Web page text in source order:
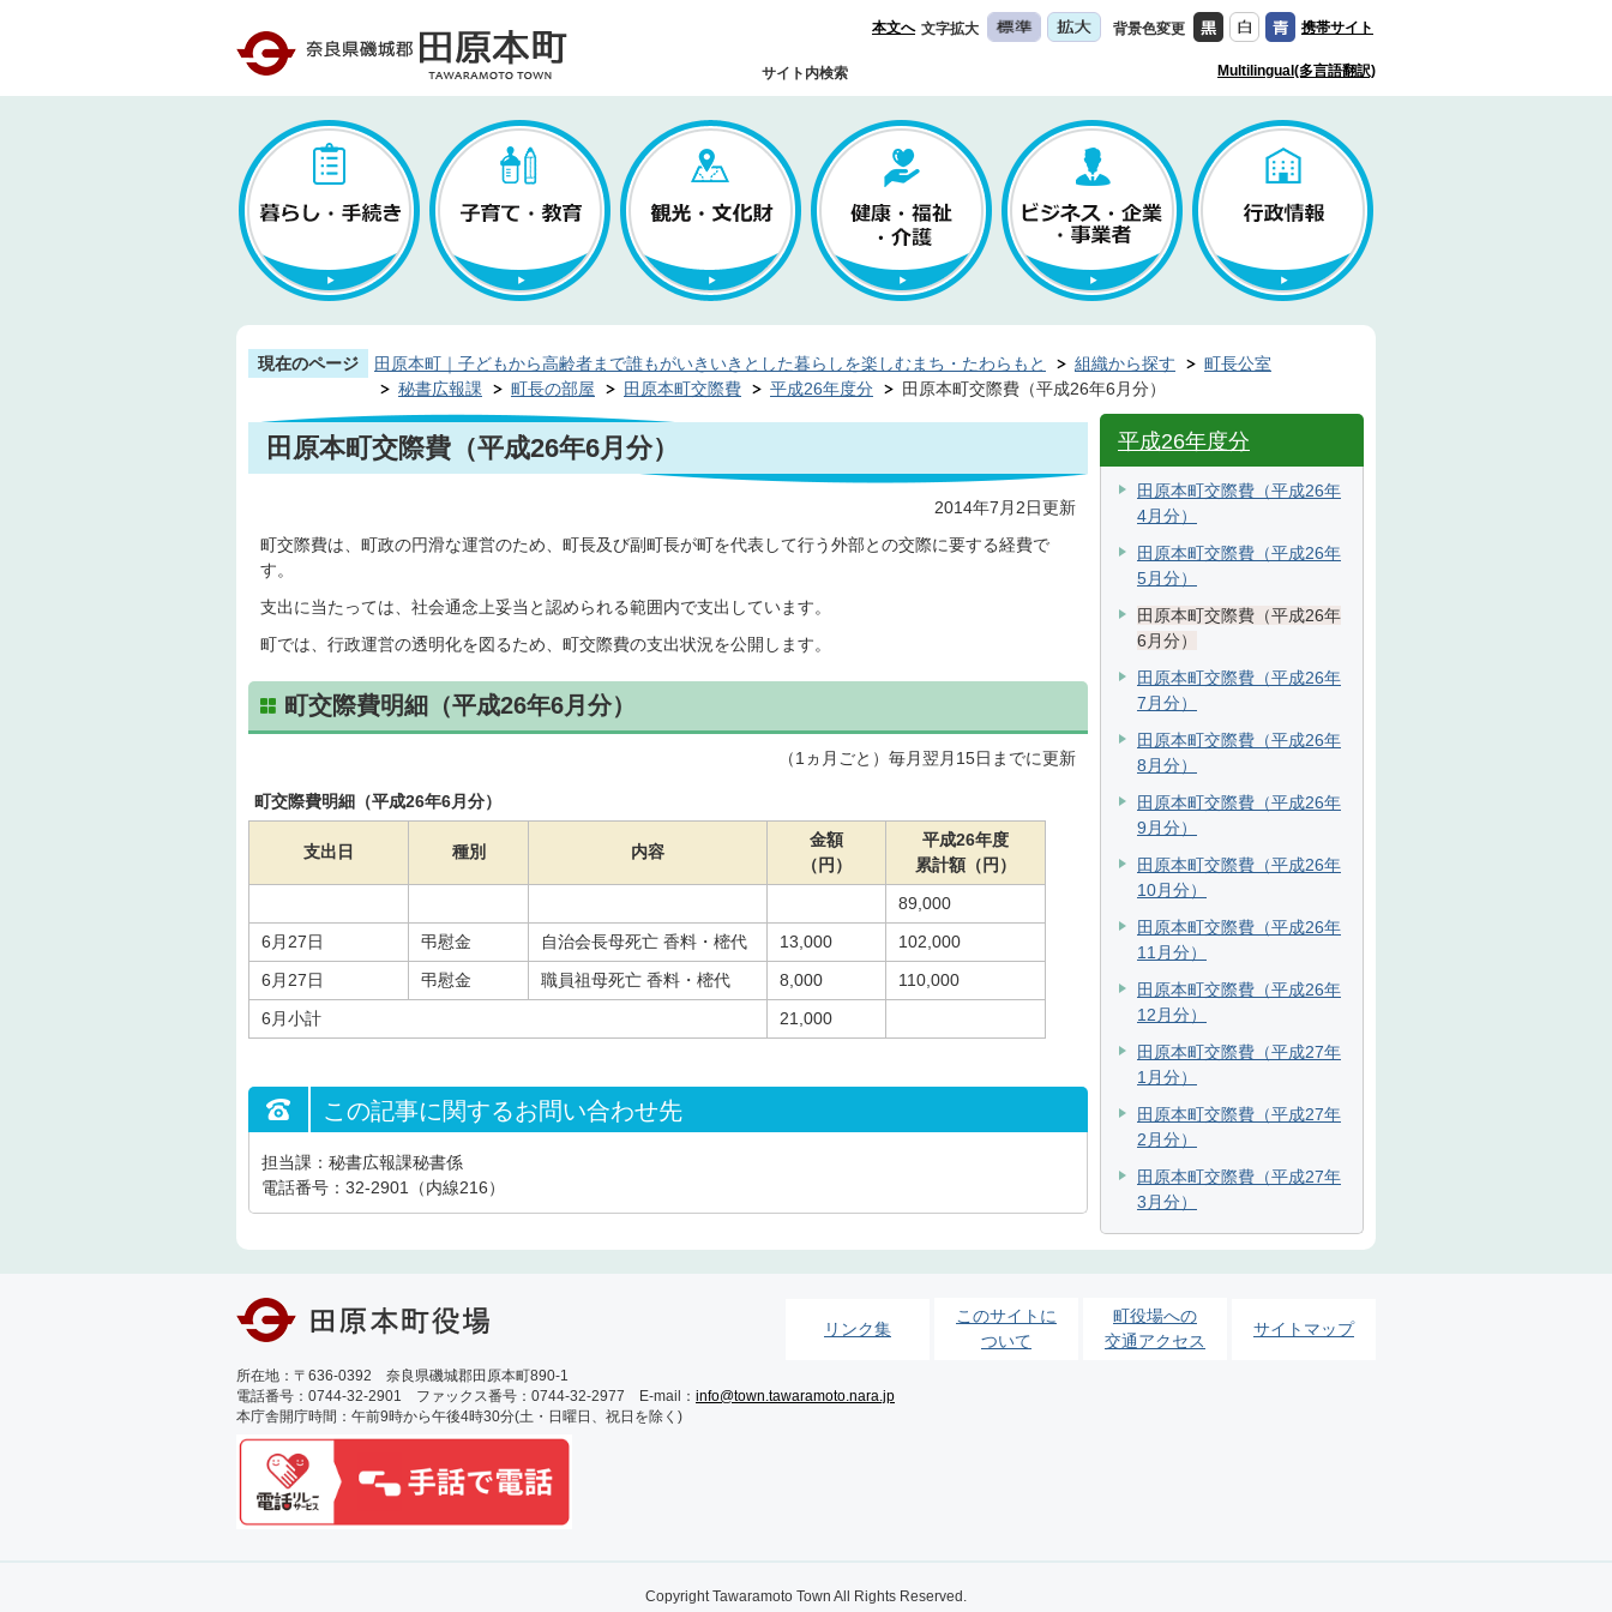
本文へ 文字拡大 背景色変更 携帯サイト
サイト内検索 Multilingual(多言語翻訳)
現在のページ 田原本町｜子どもから高齢者まで誰もがいきいきとした暮らしを楽しむまち・たわらもと 組織から探す
町長公室
秘書広報課
町長の部屋 田原本町交際費 平成26年度分 田原本町交際費（平成26年6月分）
田原本町交際費（平成26年6月分）
2014年7月2日更新
町交際費は、町政の円滑な運営のため、町長及び副町長が町を代表して行う外部との交際に要する経費で
す。
支出に当たっては、社会通念上妥当と認められる範囲内で支出しています。
町では、行政運営の透明化を図るため、町交際費の支出状況を公開します。
町交際費明細（平成26年6月分）
（1ヵ月ごと）毎月翌月15日までに更新
町交際費明細（平成26年6月分）
支出日 種別 内容
金額
（円）
平成26年度
累計額（円）
89,000
6月27日
弔慰金 自治会長母死亡 香料・樒代 13,000
102,000
6月27日
弔慰金 職員祖母死亡 香料・樒代 8,000
110,000
6月小計
21,000
この記事に関するお問い合わせ先
担当課：秘書広報課秘書係
電話番号：32-2901（内線216）
平成26年度分
田原本町交際費（平成26年
4月分）
田原本町交際費（平成26年
5月分）
田原本町交際費（平成26年
6月分）
田原本町交際費（平成26年
7月分）
田原本町交際費（平成26年
8月分）
田原本町交際費（平成26年
9月分）
田原本町交際費（平成26年
10月分）
田原本町交際費（平成26年
11月分）
田原本町交際費（平成26年
12月分）
田原本町交際費（平成27年
1月分）
田原本町交際費（平成27年
2月分）
田原本町交際費（平成27年
3月分）
リンク集
このサイトに
ついて
町役場への
交通アクセス
サイトマップ
所在地：〒636-0392 奈良県磯城郡田原本町890-1
電話番号：0744-32-2901 ファックス番号：0744-32-2977 E-mail： info@town.tawaramoto.nara.jp
本庁舎開庁時間：午前9時から午後4時30分(土・日曜日、祝日を除く)
Copyright Tawaramoto Town All Rights Reserved.